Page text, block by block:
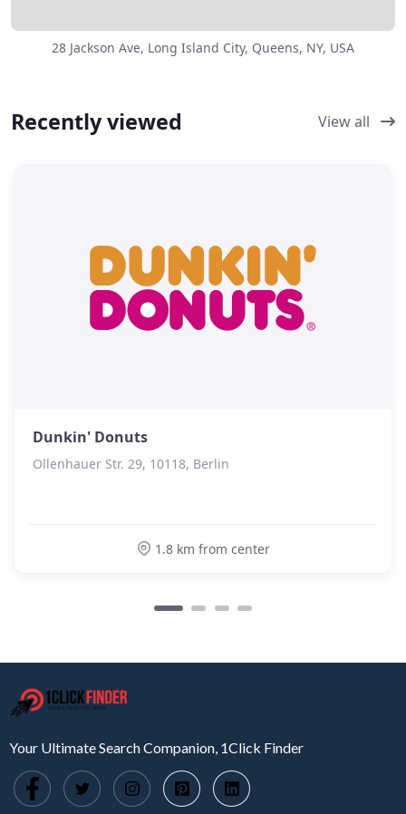
28 Jackson Ave, Long Island City, Queens, NY, USA
Recently viewed View all
Dunkin' Donuts
Ollenhauer Str. 29, 10118, Berlin
1.8 km from center
Your Ultimate Search Companion, 1Click Finder